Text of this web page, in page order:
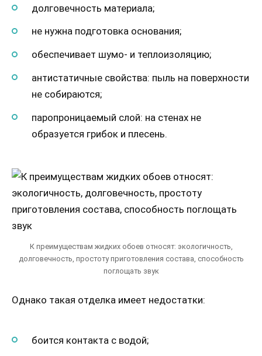
долговечность материала;
не нужна подготовка основания;
обеспечивает шумо- и теплоизоляцию;
антистатичные свойства: пыль на поверхности
не собираются;
паропроницаемый слой: на стенах не
образуется грибок и плесень.
К преимуществам жидких обоев относят: экологичность,
долговечность, простоту приготовления состава, способность
поглощать звук
Однако такая отделка имеет недостатки:
боится контакта с водой;